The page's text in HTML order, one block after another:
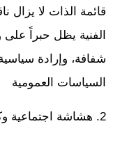
قائمة الذات لا يزال
الفنية يظل حبراً
شفافة، وإرادة
السياسات العمومية
2. هشاشة اجتماعية وكرامة منتهكة